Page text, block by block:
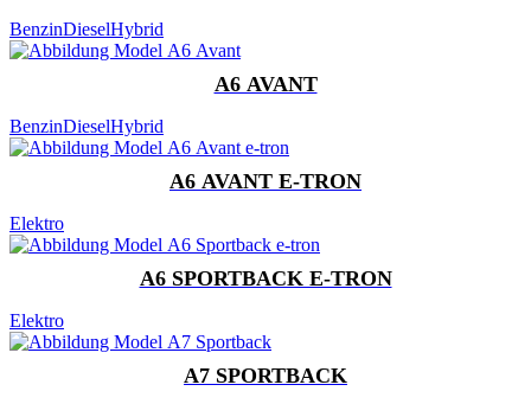
BenzinDieselHybrid
A6 AVANT
BenzinDieselHybrid
A6 AVANT E-TRON
Elektro
A6 SPORTBACK E-TRON
Elektro
A7 SPORTBACK